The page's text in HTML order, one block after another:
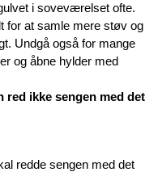
i soveværelset ofte.
for at samle mere støv og
Undgå også for mange
og åbne hylder med
red ikke sengen med det
redde sengen med det